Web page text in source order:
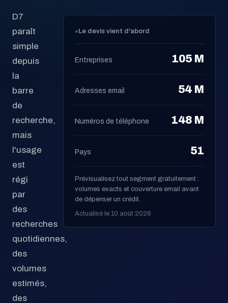
D7
paraît
simple
depuis
la
barre
de
recherche,
mais
l'usage
est
régi
par
des
recherches
quotidiennes,
des
volumes
estimés,
des
Le devis vient d'abord
Entreprises 105 M
Adresses email 54 M
Numéros de téléphone 148 M
Pays 51
Prévisualisez tout segment gratuitement :
volumes exacts et couverture email avant
de dépenser un crédit.
Actualisé le 10 août 2026